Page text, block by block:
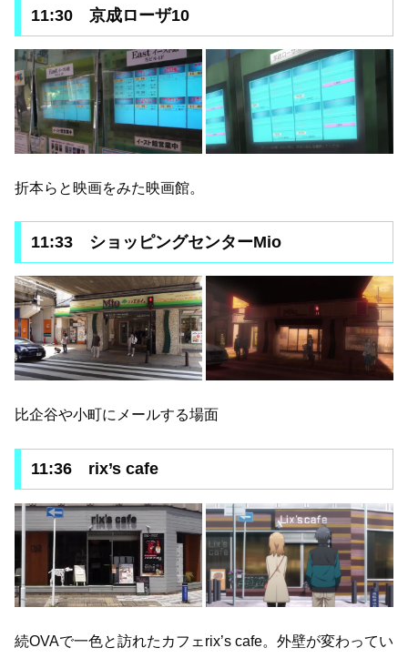
11:30 京成ローザ10
折本らと映画をみた映画館。
11:33 ショッピングセンターMio
比企谷や小町にメールする場面
11:36 rix’s cafe
続OVAで一色と訪れたカフェrix’s cafe。外壁が変わってい